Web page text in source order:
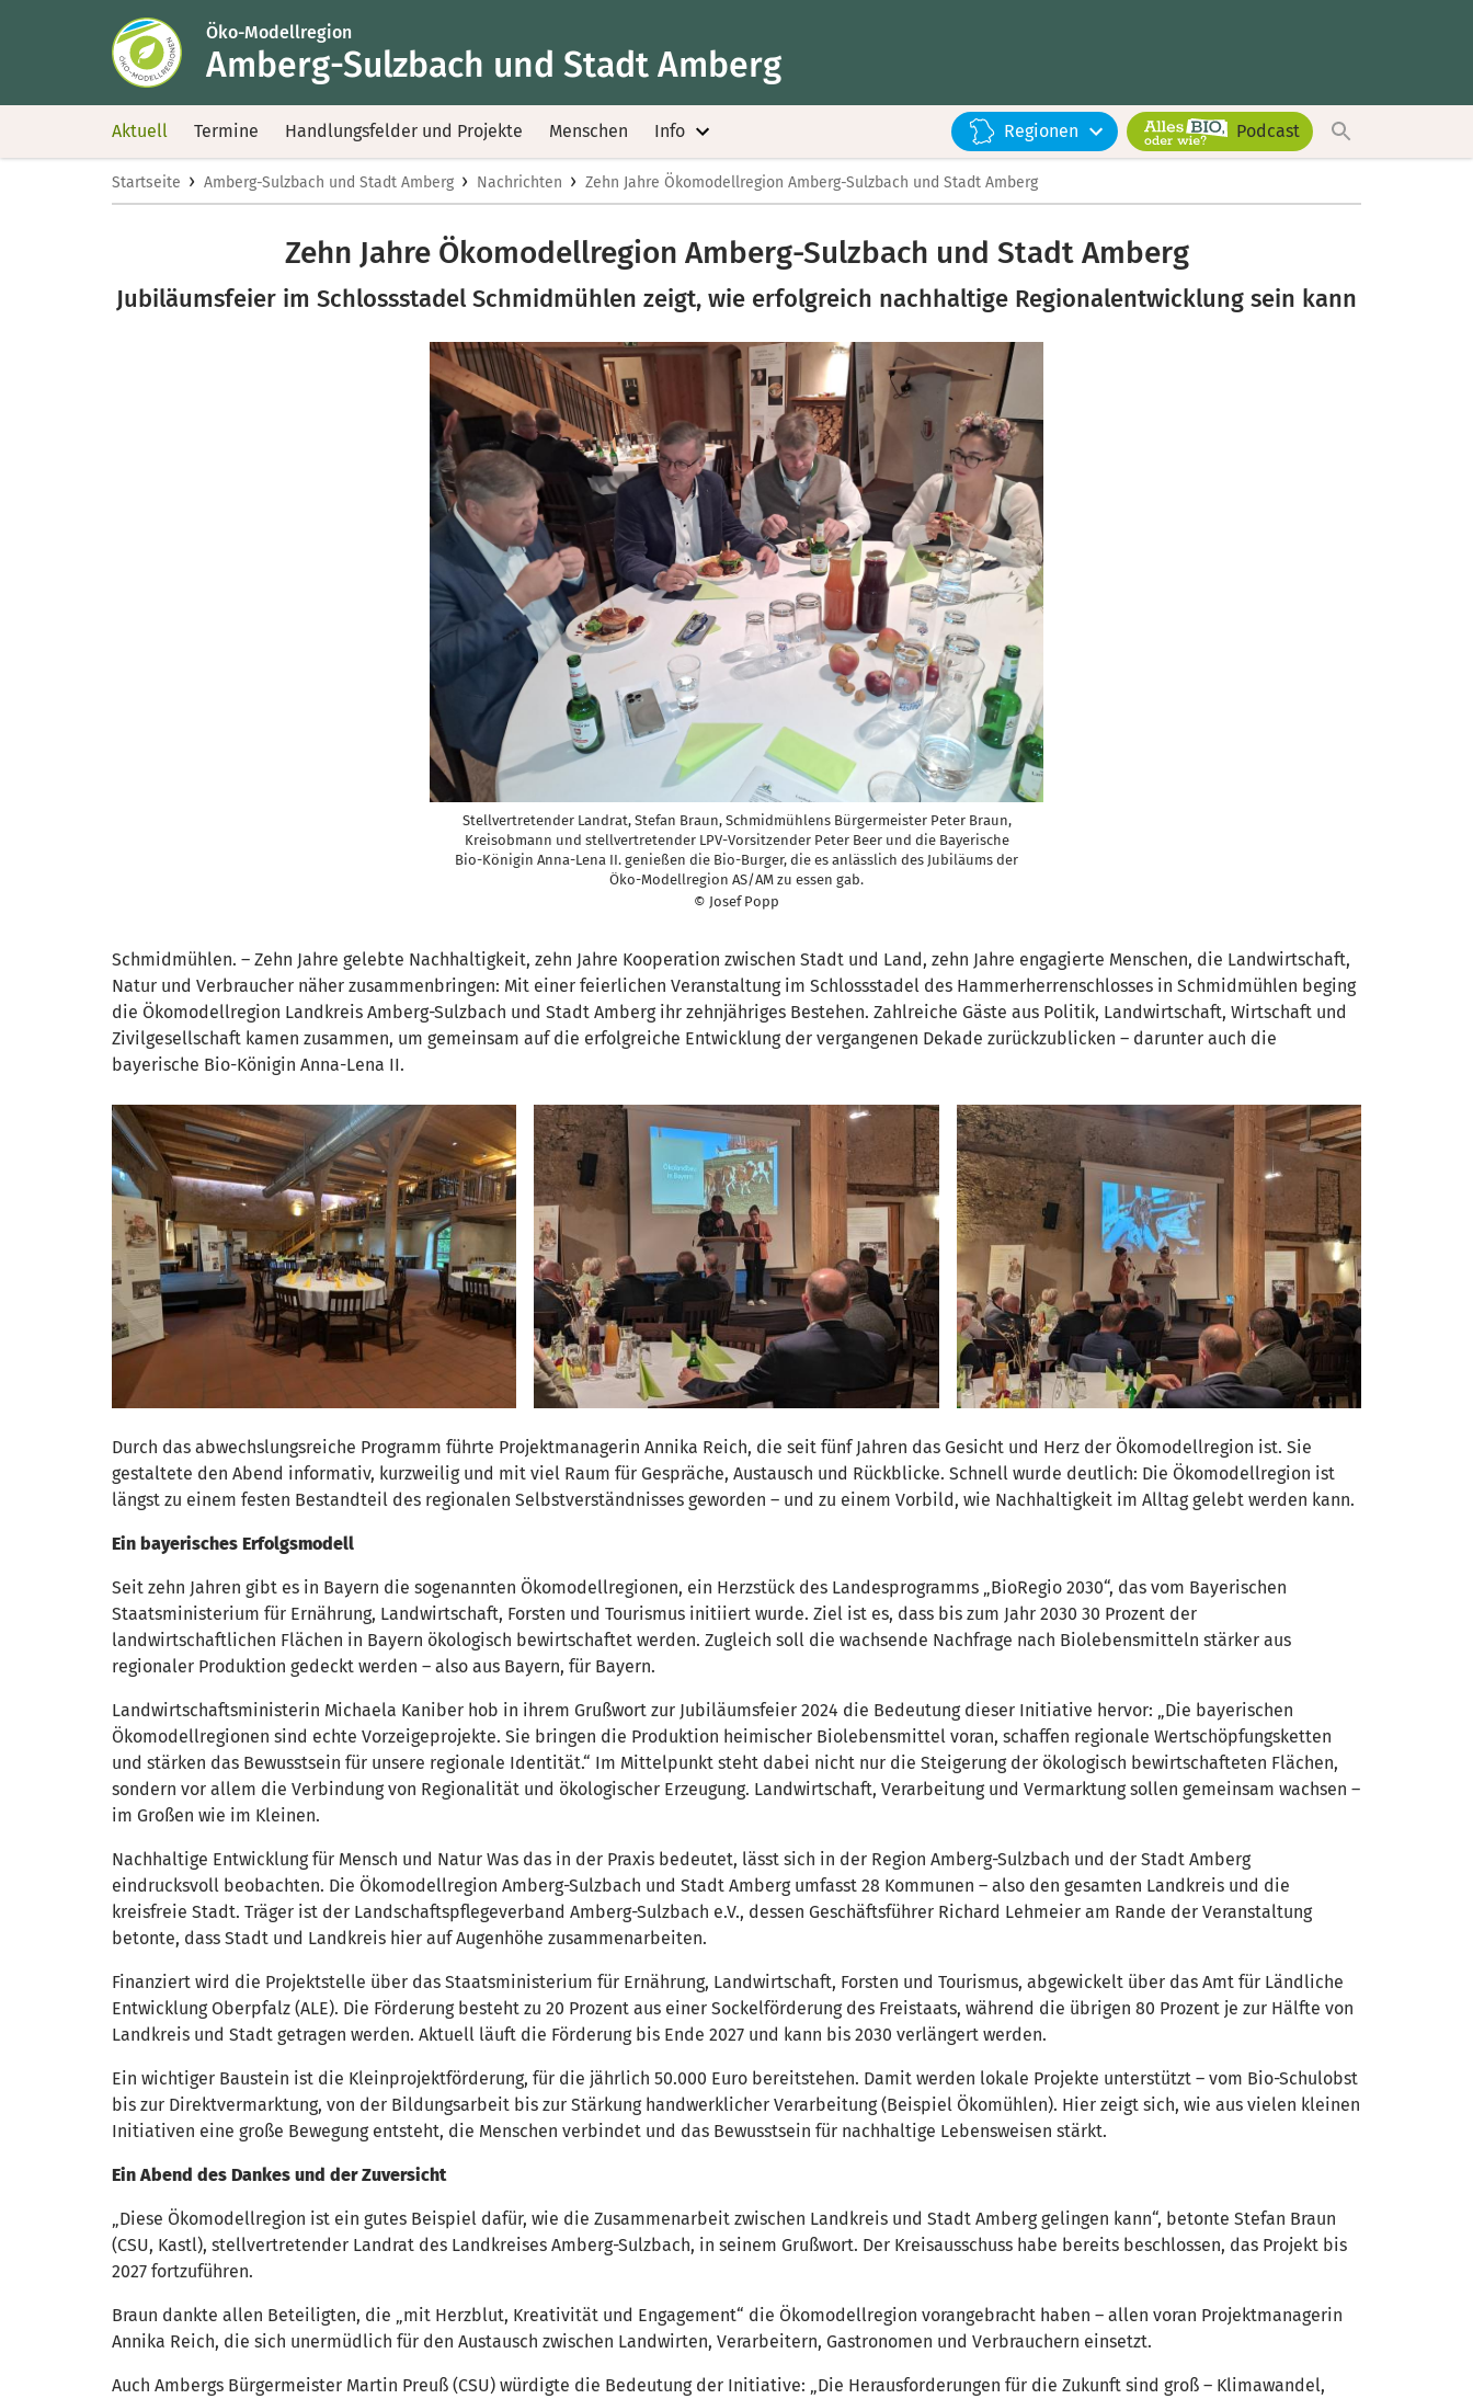
Öko-Modellregion
Amberg-Sulzbach und Stadt Amberg
Aktuell Termine Handlungsfelder und Projekte Menschen Info Regionen Podcast
Startseite › Amberg-Sulzbach und Stadt Amberg › Nachrichten › Zehn Jahre Ökomodellregion Amberg-Sulzbach und Stadt Amberg
Zehn Jahre Ökomodellregion Amberg-Sulzbach und Stadt Amberg
Jubiläumsfeier im Schlossstadel Schmidmühlen zeigt, wie erfolgreich nachhaltige Regionalentwicklung sein kann
Stellvertretender Landrat, Stefan Braun, Schmidmühlens Bürgermeister Peter Braun,
Kreisobmann und stellvertretender LPV-Vorsitzender Peter Beer und die Bayerische
Bio-Königin Anna-Lena II. genießen die Bio-Burger, die es anlässlich des Jubiläums der
Öko-Modellregion AS/AM zu essen gab.
© Josef Popp
Schmidmühlen. – Zehn Jahre gelebte Nachhaltigkeit, zehn Jahre Kooperation zwischen Stadt und Land, zehn Jahre engagierte Menschen, die Landwirtschaft,
Natur und Verbraucher näher zusammenbringen: Mit einer feierlichen Veranstaltung im Schlossstadel des Hammerherrenschlosses in Schmidmühlen beging
die Ökomodellregion Landkreis Amberg-Sulzbach und Stadt Amberg ihr zehnjähriges Bestehen. Zahlreiche Gäste aus Politik, Landwirtschaft, Wirtschaft und
Zivilgesellschaft kamen zusammen, um gemeinsam auf die erfolgreiche Entwicklung der vergangenen Dekade zurückzublicken – darunter auch die
bayerische Bio-Königin Anna-Lena II.
Durch das abwechslungsreiche Programm führte Projektmanagerin Annika Reich, die seit fünf Jahren das Gesicht und Herz der Ökomodellregion ist. Sie
gestaltete den Abend informativ, kurzweilig und mit viel Raum für Gespräche, Austausch und Rückblicke. Schnell wurde deutlich: Die Ökomodellregion ist
längst zu einem festen Bestandteil des regionalen Selbstverständnisses geworden – und zu einem Vorbild, wie Nachhaltigkeit im Alltag gelebt werden kann.
Ein bayerisches Erfolgsmodell
Seit zehn Jahren gibt es in Bayern die sogenannten Ökomodellregionen, ein Herzstück des Landesprogramms „BioRegio 2030“, das vom Bayerischen
Staatsministerium für Ernährung, Landwirtschaft, Forsten und Tourismus initiiert wurde. Ziel ist es, dass bis zum Jahr 2030 30 Prozent der
landwirtschaftlichen Flächen in Bayern ökologisch bewirtschaftet werden. Zugleich soll die wachsende Nachfrage nach Biolebensmitteln stärker aus
regionaler Produktion gedeckt werden – also aus Bayern, für Bayern.
Landwirtschaftsministerin Michaela Kaniber hob in ihrem Grußwort zur Jubiläumsfeier 2024 die Bedeutung dieser Initiative hervor: „Die bayerischen
Ökomodellregionen sind echte Vorzeigeprojekte. Sie bringen die Produktion heimischer Biolebensmittel voran, schaffen regionale Wertschöpfungsketten
und stärken das Bewusstsein für unsere regionale Identität.“ Im Mittelpunkt steht dabei nicht nur die Steigerung der ökologisch bewirtschafteten Flächen,
sondern vor allem die Verbindung von Regionalität und ökologischer Erzeugung. Landwirtschaft, Verarbeitung und Vermarktung sollen gemeinsam wachsen –
im Großen wie im Kleinen.
Nachhaltige Entwicklung für Mensch und Natur Was das in der Praxis bedeutet, lässt sich in der Region Amberg-Sulzbach und der Stadt Amberg
eindrucksvoll beobachten. Die Ökomodellregion Amberg-Sulzbach und Stadt Amberg umfasst 28 Kommunen – also den gesamten Landkreis und die
kreisfreie Stadt. Träger ist der Landschaftspflegeverband Amberg-Sulzbach e.V., dessen Geschäftsführer Richard Lehmeier am Rande der Veranstaltung
betonte, dass Stadt und Landkreis hier auf Augenhöhe zusammenarbeiten.
Finanziert wird die Projektstelle über das Staatsministerium für Ernährung, Landwirtschaft, Forsten und Tourismus, abgewickelt über das Amt für Ländliche
Entwicklung Oberpfalz (ALE). Die Förderung besteht zu 20 Prozent aus einer Sockelförderung des Freistaats, während die übrigen 80 Prozent je zur Hälfte von
Landkreis und Stadt getragen werden. Aktuell läuft die Förderung bis Ende 2027 und kann bis 2030 verlängert werden.
Ein wichtiger Baustein ist die Kleinprojektförderung, für die jährlich 50.000 Euro bereitstehen. Damit werden lokale Projekte unterstützt – vom Bio-Schulobst
bis zur Direktvermarktung, von der Bildungsarbeit bis zur Stärkung handwerklicher Verarbeitung (Beispiel Ökomühlen). Hier zeigt sich, wie aus vielen kleinen
Initiativen eine große Bewegung entsteht, die Menschen verbindet und das Bewusstsein für nachhaltige Lebensweisen stärkt.
Ein Abend des Dankes und der Zuversicht
„Diese Ökomodellregion ist ein gutes Beispiel dafür, wie die Zusammenarbeit zwischen Landkreis und Stadt Amberg gelingen kann“, betonte Stefan Braun
(CSU, Kastl), stellvertretender Landrat des Landkreises Amberg-Sulzbach, in seinem Grußwort. Der Kreisausschuss habe bereits beschlossen, das Projekt bis
2027 fortzuführen.
Braun dankte allen Beteiligten, die „mit Herzblut, Kreativität und Engagement“ die Ökomodellregion vorangebracht haben – allen voran Projektmanagerin
Annika Reich, die sich unermüdlich für den Austausch zwischen Landwirten, Verarbeitern, Gastronomen und Verbrauchern einsetzt.
Auch Ambergs Bürgermeister Martin Preuß (CSU) würdigte die Bedeutung der Initiative: „Die Herausforderungen für die Zukunft sind groß – Klimawandel,